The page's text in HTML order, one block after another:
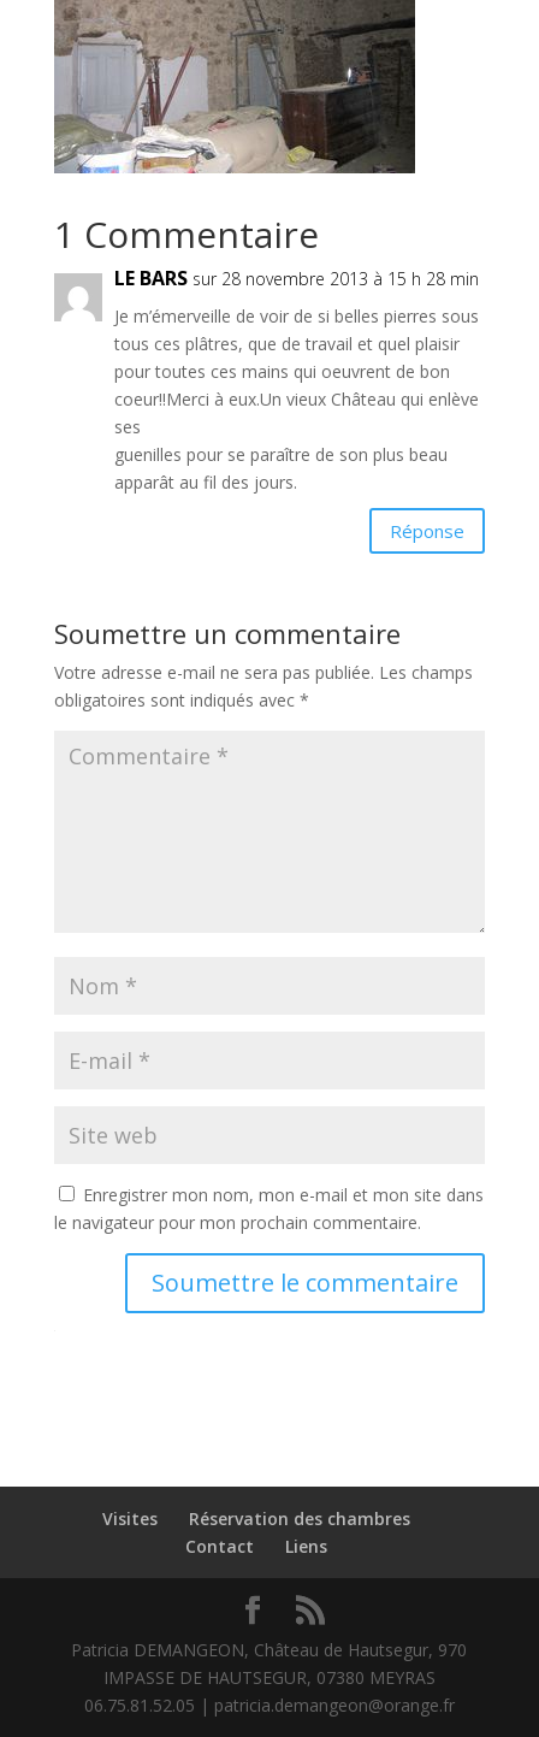
1 Commentaire
LE BARS sur 28 novembre 2013 à 15 h 28 min
Je m’émerveille de voir de si belles pierres sous
tous ces plâtres, que de travail et quel plaisir
pour toutes ces mains qui oeuvrent de bon
coeur!!Merci à eux.Un vieux Château qui enlève
ses
guenilles pour se paraître de son plus beau
apparât au fil des jours.
Réponse
Soumettre un commentaire
Votre adresse e-mail ne sera pas publiée. Les champs
obligatoires sont indiqués avec *
Enregistrer mon nom, mon e-mail et mon site dans
le navigateur pour mon prochain commentaire.
Soumettre le commentaire
Visites
Réservation des chambres
Contact
Liens
Patricia DEMANGEON, Château de Hautsegur, 970
IMPASSE DE HAUTSEGUR, 07380 MEYRAS
06.75.81.52.05 | patricia.demangeon@orange.fr